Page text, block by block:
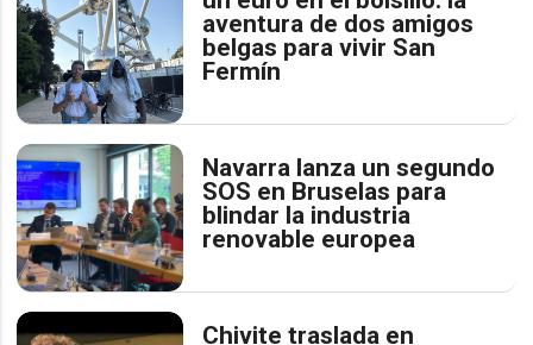
aventura de dos amigos
belgas para vivir San
Fermín
Navarra lanza un segundo
SOS en Bruselas para
blindar la industria
renovable europea
Chivite traslada en